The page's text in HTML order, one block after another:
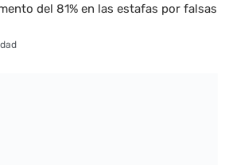
del 81% en las estafas por falsas